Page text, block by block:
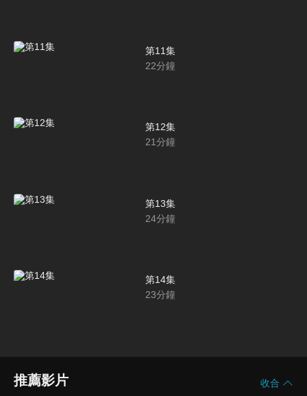
第11集
22分鐘
第12集
21分鐘
第13集
24分鐘
第14集
23分鐘
推薦影片 收合